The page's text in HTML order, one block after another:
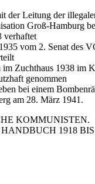
der Leitung der
Groß-Hamburg
verhaftet
vom 2. Senat des
im Zuchthaus 1938 im
genommen
bei einem
am 28. März 1941.
KOMMUNISTEN.
1918 BIS